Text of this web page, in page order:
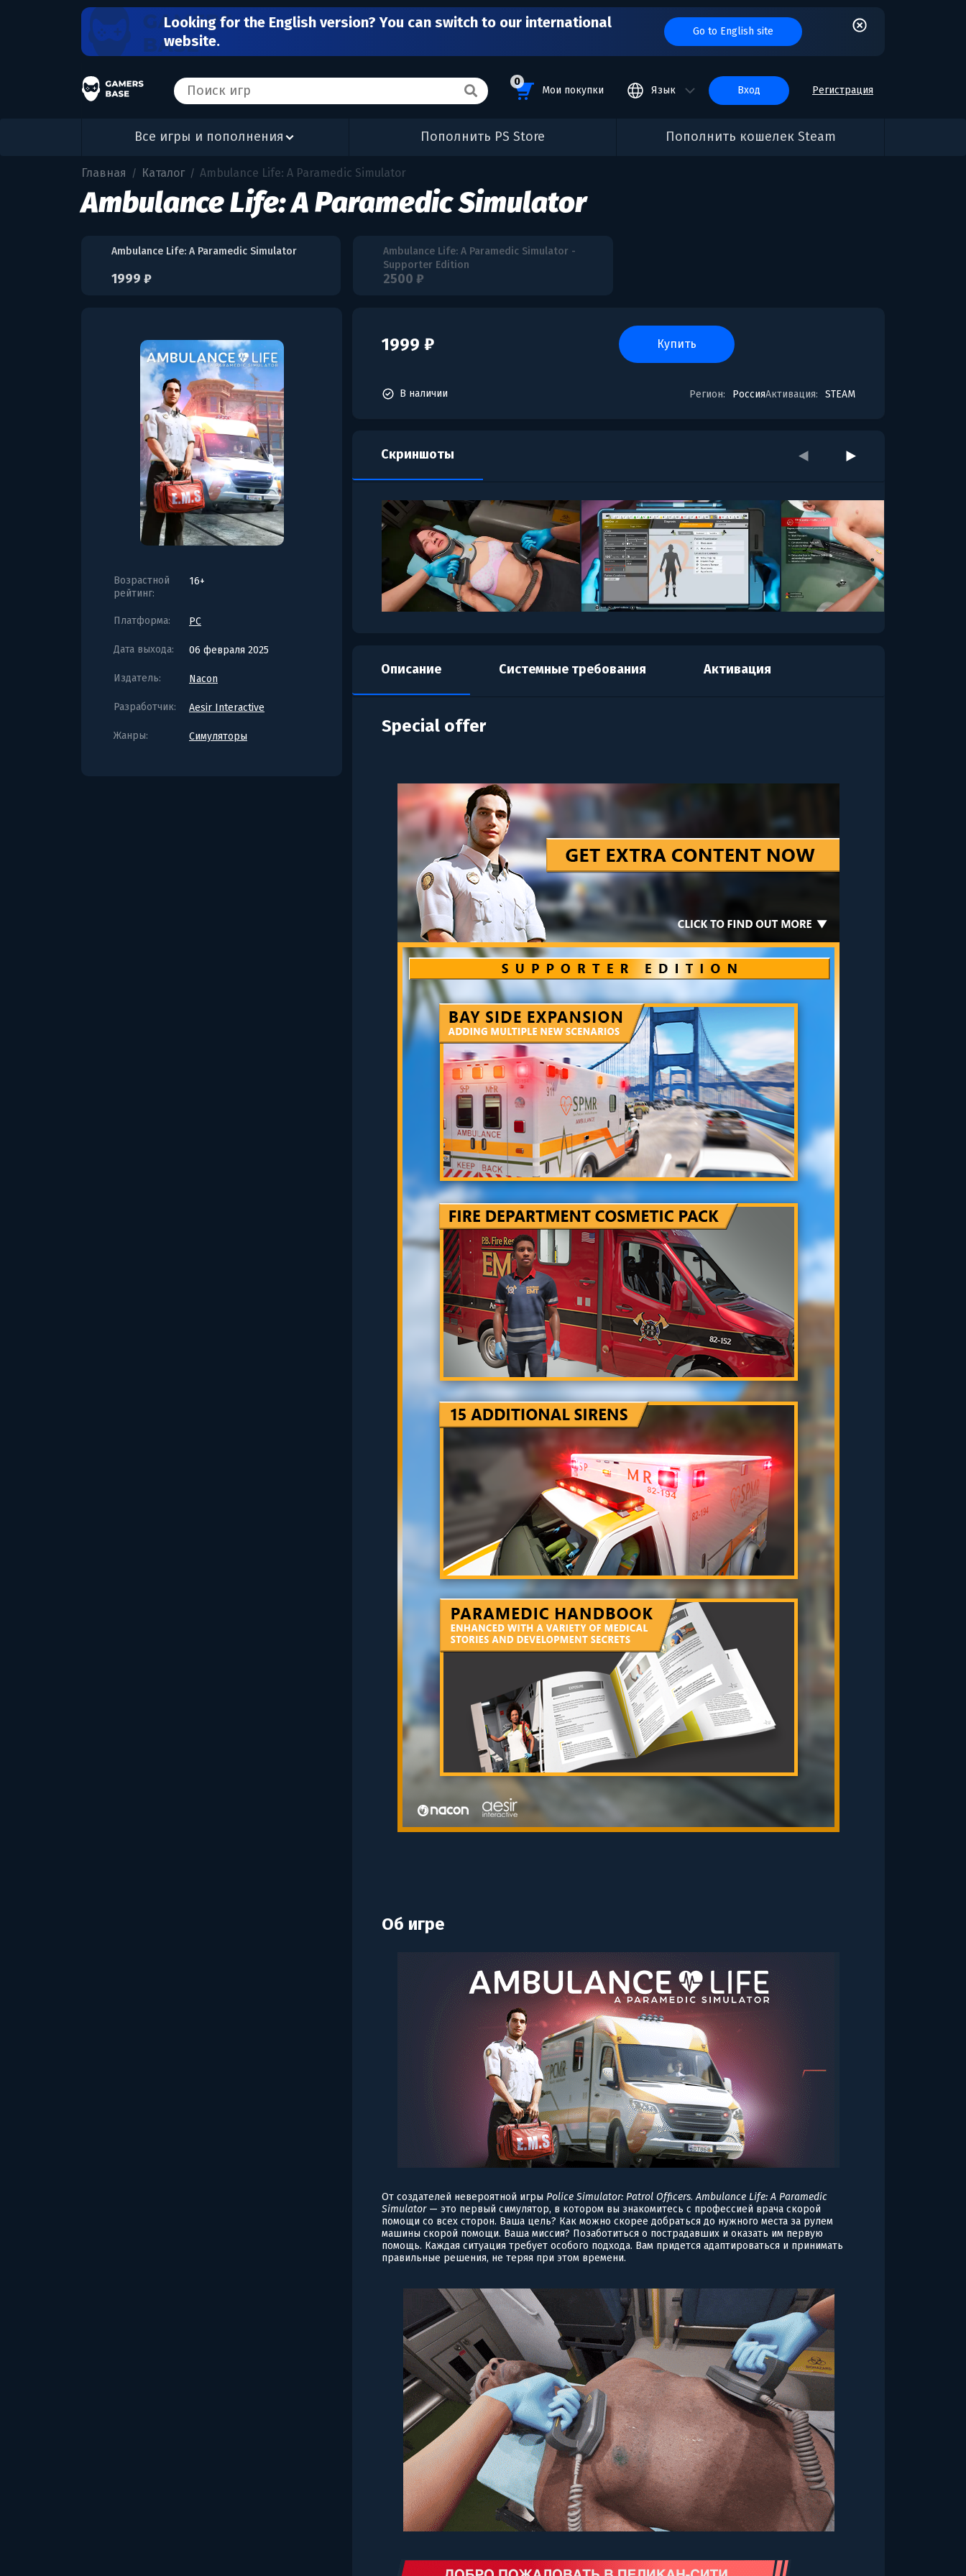
Looking for the English version? You can switch to our international
website.
Go to English site
0
Мои покупки Язык вход Регистрация
Все игры и пополнения Пополнить PS Store Пополнить кошелек Steam
Главная / Каталог / Ambulance Life: A Paramedic Simulator
Ambulance Life: A Paramedic Simulator
Ambulance Life: A Paramedic Simulator
1999 ₽
Ambulance Life: A Paramedic Simulator -
Supporter Edition
2500 ₽
Возрастной
рейтинг:
16+
Платформа: PC
Дата выхода: 06 февраля 2025
Издатель: Nacon
Разработчик: Aesir Interactive
Жанры: Симуляторы
1999 ₽ купить
Регион: РоссияАктивация: STEAM
В наличии
Скриншоты
Описание Системные требования Активация
Special offer
Об игре
От создателей невероятной игры Police Simulator: Patrol Officers.Ambulance Life: A Paramedic
Simulator— это первый симулятор, в котором вы знакомитесь с профессией врача скорой
помощи со всех сторон. Ваша цель? Как можно скорее добраться до нужного места за рулем
машины скорой помощи. Ваша миссия? Позаботиться о пострадавших и оказать им первую
помощь. Каждая ситуация требует особого подхода. Вам придется адаптироваться и принимать
правильные решения, не теряя при этом времени.